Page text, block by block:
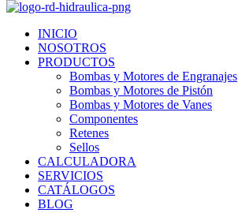
INICIO
NOSOTROS
PRODUCTOS
Bombas y Motores de Engranajes
Bombas y Motores de Pistón
Bombas y Motores de Vanes
Componentes
Retenes
Sellos
CALCULADORA
SERVICIOS
CATÁLOGOS
BLOG